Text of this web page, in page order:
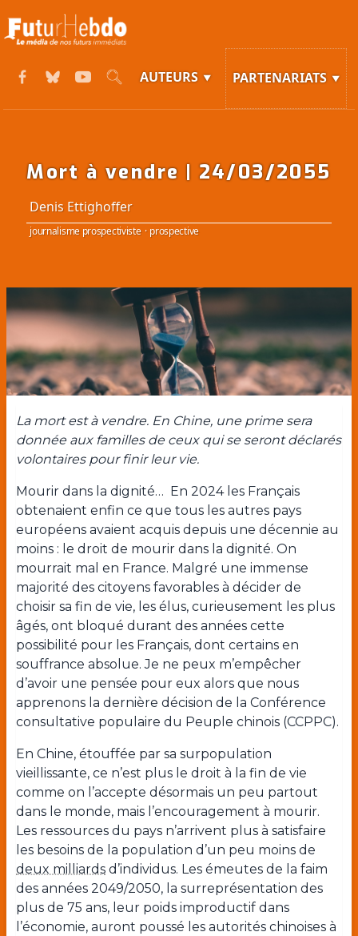
AUTEURS PARTENARIATS
Mort à vendre | 24/03/2055
Denis Ettighoffer
journalisme prospectiviste · prospective
La mort est à vendre. En Chine, une prime sera
donnée aux familles de ceux qui se seront déclarés
volontaires pour finir leur vie.
Mourir dans la dignité… En 2024 les Français
obtenaient enfin ce que tous les autres pays
européens avaient acquis depuis une décennie au
moins : le droit de mourir dans la dignité. On
mourrait mal en France. Malgré une immense
majorité des citoyens favorables à décider de
choisir sa fin de vie, les élus, curieusement les plus
âgés, ont bloqué durant des années cette
possibilité pour les Français, dont certains en
souffrance absolue. Je ne peux m’empêcher
d’avoir une pensée pour eux alors que nous
apprenons la dernière décision de la Conférence
consultative populaire du Peuple chinois (CCPPC).
En Chine, étouffée par sa surpopulation
vieillissante, ce n’est plus le droit à la fin de vie
comme on l’accepte désormais un peu partout
dans le monde, mais l’encouragement à mourir.
Les ressources du pays n’arrivent plus à satisfaire
les besoins de la population d’un peu moins de
deux milliards d’individus. Les émeutes de la faim
des années 2049/2050, la surreprésentation des
plus de 75 ans, leur poids improductif dans
l’économie, auront poussé les autorités chinoises à